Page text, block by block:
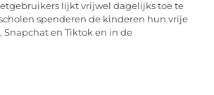
lijkt vrijwel dagelijks toe te
spenderen de kinderen hun vrije
Snapchat en Tiktok en in de